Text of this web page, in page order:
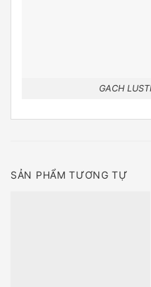
GACH
SẢN PHẨM TƯƠNG TỰ